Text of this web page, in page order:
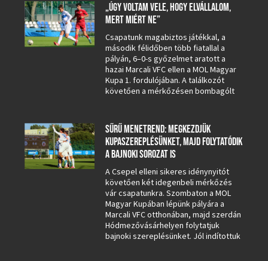
„ÚGY VOLTAM VELE, HOGY ELVÁLLALOM,
MERT MIÉRT NE”
Csapatunk magabiztos játékkal, a
második félidőben több fiatallal a
pályán, 6–0-s győzelmet aratott a
hazai Marcali VFC ellen a MOL Magyar
Kupa 1. fordulójában. A találkozót
követően a mérkőzésen bombagólt
SŰRŰ MENETREND: MEGKEZDJÜK
KUPASZEREPLÉSÜNKET, MAJD FOLYTATÓDIK
A BAJNOKI SOROZAT IS
A Csepel elleni sikeres idénynyitót
követően két idegenbeli mérkőzés
vár csapatunkra. Szombaton a MOL
Magyar Kupában lépünk pályára a
Marcali VFC otthonában, majd szerdán
Hódmezővásárhelyen folytatjuk
bajnoki szereplésünket. Jól indítottuk